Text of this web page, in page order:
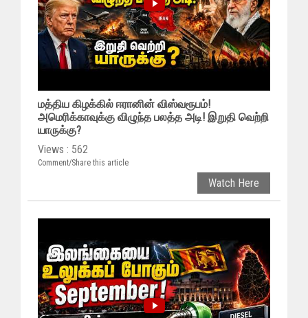
மத்திய கிழக்கில் ஈரானின் விஸ்வரூபம்!
அமெரிக்காவுக்கு விழுந்த பலத்த அடி! இறுதி வெற்றி
யாருக்கு?
Views : 562
Comment/Share this article
Watch Here